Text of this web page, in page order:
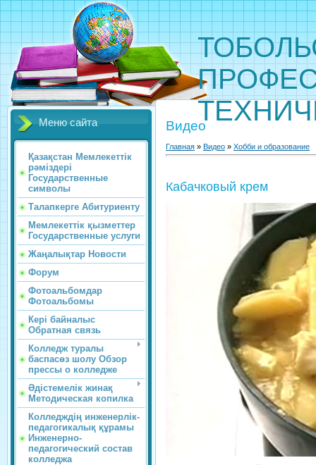
Меню сайта
Қазақстан Мемлекеттік
рәміздері
Государственные
символы
Талапкерге Абитуриенту
Мемлекеттік қызметтер
Государственные услуги
Жаңалықтар Новости
Форум
Фотоальбомдар
Фотоальбомы
Кері байналыс
Обратная связь
Колледж туралы
баспасөз шолу Обзор
прессы о колледже
Әдістемелік жинақ
Методическая копилка
Колледждің инженерлік-
педагогикалық құрамы
Инженерно-
педагогический состав
колледжа
Видео
Главная » Видео » Хобби и образование
Кабачковый крем